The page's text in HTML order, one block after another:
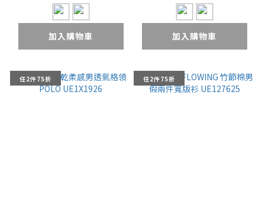
加入購物車 加入購物車
任2件75折 任2件75折